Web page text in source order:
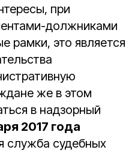
при
должниками
рамки, это является
же в этом
в надзорный
2017 года
служба судебных